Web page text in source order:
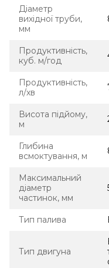
Діаметр
вихідної труби,
мм
Продуктивність,
куб. м/год
Продуктивність,
л/хв
Висота підйому,
м
Глибина
всмоктування, м
Максимальний
діаметр
частинок, мм
Тип палива
Тип двигуна